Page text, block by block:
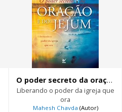
O poder secreto da oração e do jejum
Liberando o poder da igreja que
ora
Mahesh Chavda (Autor)